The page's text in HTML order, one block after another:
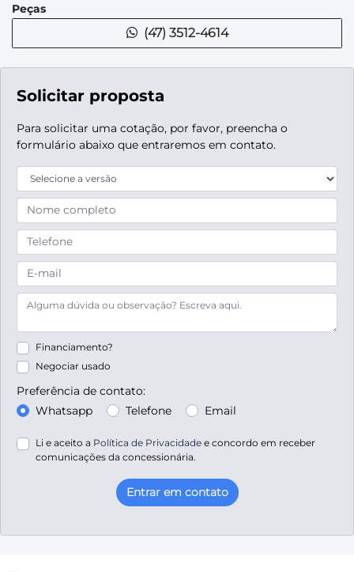
Solicitar proposta
Para solicitar uma cotação, por favor, preencha o
formulário abaixo que entraremos em contato.
Financiamento?
Negociar usado
Preferência de contato:
Whatsapp
Telefone Email
Li e aceito a Política de Privacidade e concordo em receber
comunicações da concessionária.
Entrar em contato
Peças
(47) 3512-4614